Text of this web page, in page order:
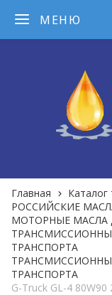
МЕНЮ
Главная Каталог
РОССИЙСКИЕ
МОТОРНЫЕ МАСЛА
ТРАНСПОРТА
ТРАНСПОРТА
G-Truck GL-4 80W90